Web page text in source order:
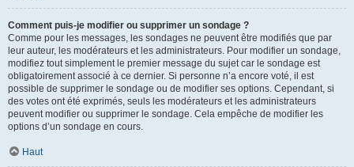
Comment puis-je modifier ou supprimer un sondage ?
Comme pour les messages, les sondages ne peuvent être modifiés que par
leur auteur, les modérateurs et les administrateurs. Pour modifier un sondage,
modifiez tout simplement le premier message du sujet car le sondage est
obligatoirement associé à ce dernier. Si personne n’a encore voté, il est
possible de supprimer le sondage ou de modifier ses options. Cependant, si
des votes ont été exprimés, seuls les modérateurs et les administrateurs
peuvent modifier ou supprimer le sondage. Cela empêche de modifier les
options d’un sondage en cours.
Haut